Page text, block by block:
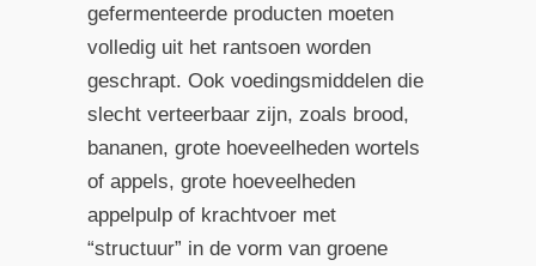
gefermenteerde producten moeten
volledig uit het rantsoen worden
geschrapt. Ook voedingsmiddelen die
slecht verteerbaar zijn, zoals brood,
bananen, grote hoeveelheden wortels
of appels, grote hoeveelheden
appelpulp of krachtvoer met
“structuur” in de vorm van groene